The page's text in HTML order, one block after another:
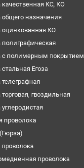
качественная КС, КО
общего назначения
оцинкованная КО
полиграфическая
с полимерным покрытием
Егоза
гвоздильная
проволока
проволока